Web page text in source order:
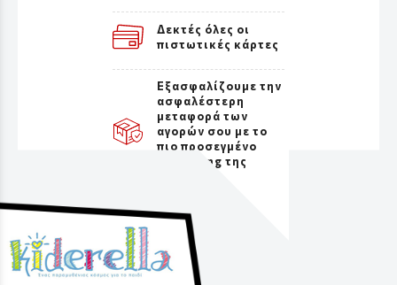
Δεκτές όλες οι
πιστωτικές κάρτες
Εξασφαλίζουμε την
ασφαλέστερη
μεταφορά των
αγορών σου με το
πιο προσεγμένο
packaging της